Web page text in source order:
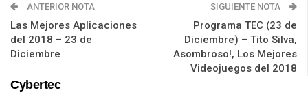
ANTERIOR NOTA
Las Mejores Aplicaciones
del 2018 – 23 de
Diciembre
SIGUIENTE NOTA
Programa TEC (23 de
Diciembre) – Tito Silva,
Asombroso!, Los Mejores
Videojuegos del 2018
Cybertec